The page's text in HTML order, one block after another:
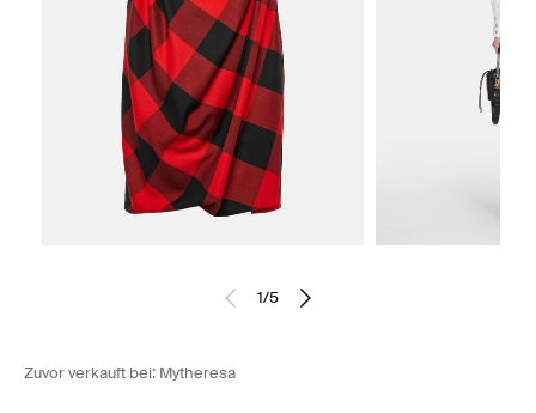
1/5
Zuvor verkauft bei: Mytheresa